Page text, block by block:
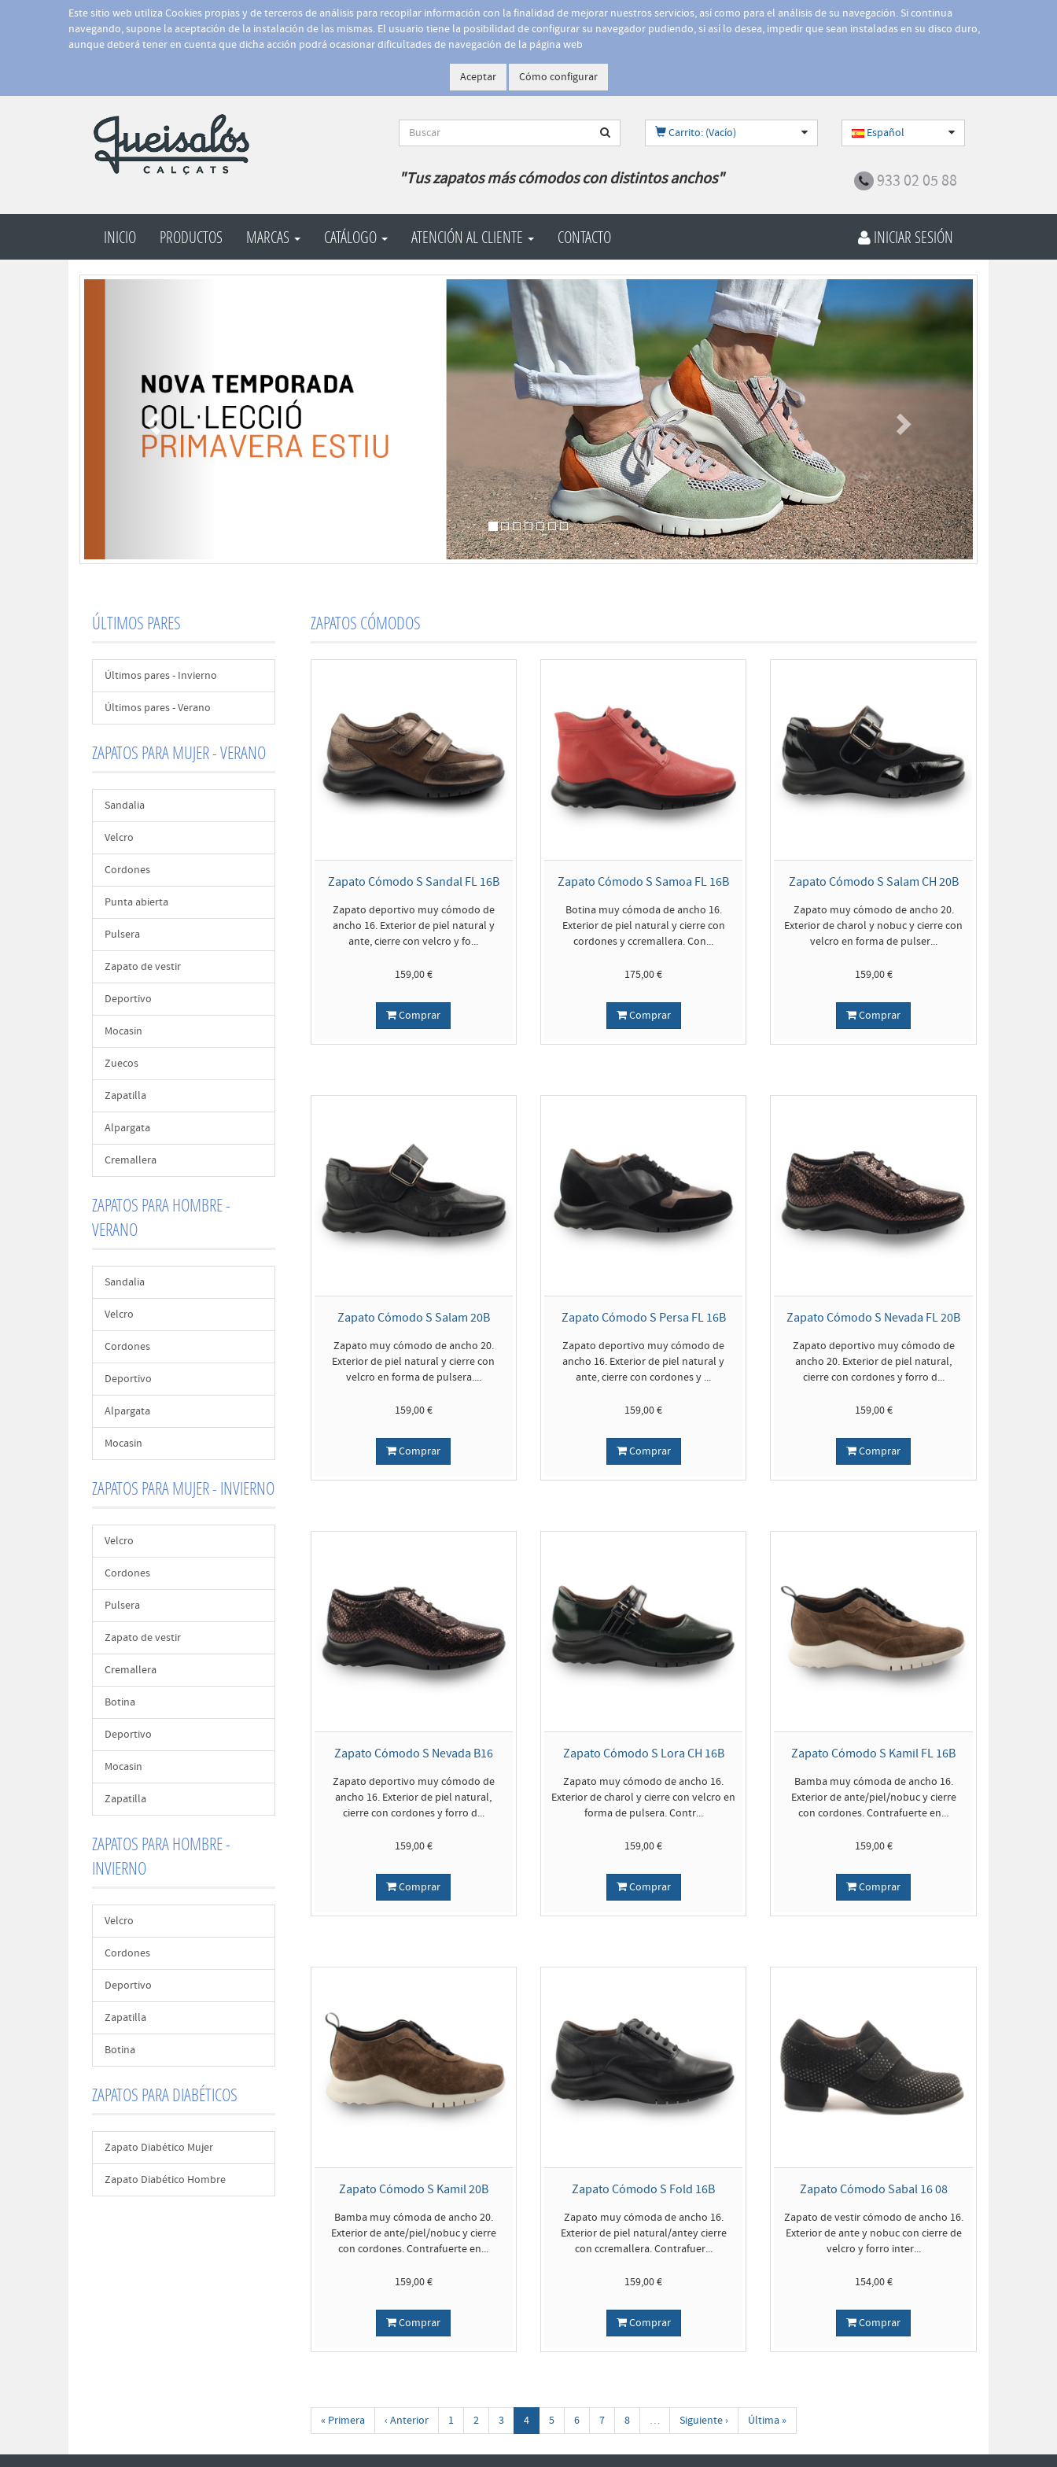
Este sitio web utiliza Cookies propias y de terceros de análisis para recopilar información con la finalidad de mejorar nuestros servicios, así como para el análisis de su navegación. Si continua
navegando, supone la aceptación de la instalación de las mismas. El usuario tiene la posibilidad de configurar su navegador pudiendo, si así lo desea, impedir que sean instaladas en su disco duro,
aunque deberá tener en cuenta que dicha acción podrá ocasionar dificultades de navegación de la página web
Aceptar Cómo configurar
Carrito: (Vacío) Español
"Tus zapatos más cómodos con distintos anchos" 933 02 05 88
INICIO PRODUCTOS MARCAS CATÁLOGO ATENCIÓN AL CLIENTE CONTACTO INICIAR SESIÓN
Siguiente
ÚLTIMOS PARES
Últimos pares - Invierno
Últimos pares - Verano
ZAPATOS PARA MUJER - VERANO
Sandalia
Velcro
Cordones
Punta abierta
Pulsera
Zapato de vestir
Deportivo
Mocasin
Zuecos
Zapatilla
Alpargata
Cremallera
ZAPATOS PARA HOMBRE -
VERANO
Sandalia
Velcro
Cordones
Deportivo
Alpargata
Mocasin
ZAPATOS PARA MUJER - INVIERNO
Velcro
Cordones
Pulsera
Zapato de vestir
Cremallera
Botina
Deportivo
Mocasin
Zapatilla
ZAPATOS PARA HOMBRE -
INVIERNO
Velcro
Cordones
Deportivo
Zapatilla
Botina
ZAPATOS PARA DIABÉTICOS
Zapato Diabético Mujer
Zapato Diabético Hombre
ZAPATOS CÓMODOS
Zapato Cómodo S Sandal FL 16B
Zapato deportivo muy cómodo de
ancho 16. Exterior de piel natural y
ante, cierre con velcro y fo...
159,00 €
Comprar
Zapato Cómodo S Samoa FL 16B
Botina muy cómoda de ancho 16.
Exterior de piel natural y cierre con
cordones y ccremallera. Con...
175,00 €
Comprar
Zapato Cómodo S Salam CH 20B
Zapato muy cómodo de ancho 20.
Exterior de charol y nobuc y cierre con
velcro en forma de pulser...
159,00 €
Comprar
Zapato Cómodo S Salam 20B
Zapato muy cómodo de ancho 20.
Exterior de piel natural y cierre con
velcro en forma de pulsera....
159,00 €
Comprar
Zapato Cómodo S Persa FL 16B
Zapato deportivo muy cómodo de
ancho 16. Exterior de piel natural y
ante, cierre con cordones y ...
159,00 €
Comprar
Zapato Cómodo S Nevada FL 20B
Zapato deportivo muy cómodo de
ancho 20. Exterior de piel natural,
cierre con cordones y forro d...
159,00 €
Comprar
Zapato Cómodo S Nevada B16
Zapato deportivo muy cómodo de
ancho 16. Exterior de piel natural,
cierre con cordones y forro d...
159,00 €
Comprar
Zapato Cómodo S Lora CH 16B
Zapato muy cómodo de ancho 16.
Exterior de charol y cierre con velcro en
forma de pulsera. Contr...
159,00 €
Comprar
Zapato Cómodo S Kamil FL 16B
Bamba muy cómoda de ancho 16.
Exterior de ante/piel/nobuc y cierre
con cordones. Contrafuerte en...
159,00 €
Comprar
Zapato Cómodo S Kamil 20B
Bamba muy cómoda de ancho 20.
Exterior de ante/piel/nobuc y cierre
con cordones. Contrafuerte en...
159,00 €
Comprar
Zapato Cómodo S Fold 16B
Zapato muy cómoda de ancho 16.
Exterior de piel natural/antey cierre
con ccremallera. Contrafuer...
159,00 €
Comprar
Zapato Cómodo Sabal 16 08
Zapato de vestir cómodo de ancho 16.
Exterior de ante y nobuc con cierre de
velcro y forro inter...
154,00 €
Comprar
« Primera ‹ Anterior 1 2 3 4 5 6 7 8 … Siguiente › Última »